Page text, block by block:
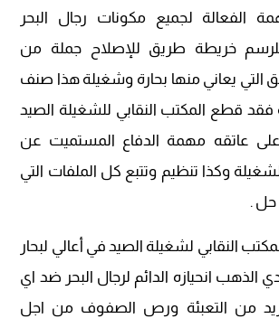
الفعالة لجميع مكونات رجال البحر
للرسم خريطة طريق للإصلاح جملة من
التي يعاني منها بحارة وشغيلة هذا صنف
قطع المكتب النقابي للشغيلة الصيد
على عاتقه مهمة الدفاع المستميت عن
وكذا تنظيم وتتبع كل الملفات التي
حل .
النقابي لشغيلة الصيد في أعالي لبحار
الذهب انحيازه الدائم لرجال البحر ضد اي
من التعبئة ورص الصفوف من اجل